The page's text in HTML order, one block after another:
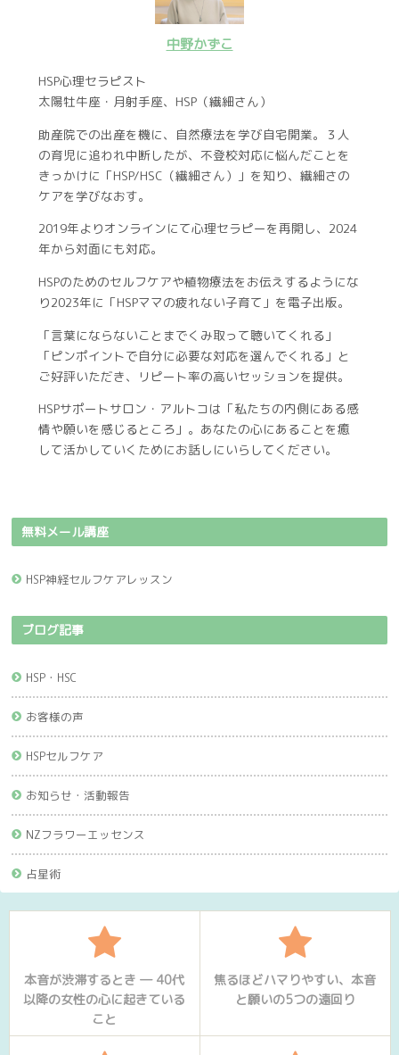
中野かずこ
HSP心理セラピスト
太陽牡牛座・月射手座、HSP（繊細さん）
助産院での出産を機に、自然療法を学び自宅開業。３人
の育児に追われ中断したが、不登校対応に悩んだことを
きっかけに「HSP/HSC（繊細さん）」を知り、繊細さの
ケアを学びなおす。
2019年よりオンラインにて心理セラピーを再開し、2024
年から対面にも対応。
HSPのためのセルフケアや植物療法をお伝えするようにな
り2023年に「HSPママの疲れない子育て」を電子出版。
「言葉にならないことまでくみ取って聴いてくれる」
「ピンポイントで自分に必要な対応を選んでくれる」と
ご好評いただき、リピート率の高いセッションを提供。
HSPサポートサロン・アルトコは「私たちの内側にある感
情や願いを感じるところ」。あなたの心にあることを癒
して活かしていくためにお話しにいらしてください。
無料メール講座
HSP神経セルフケアレッスン
ブログ記事
HSP・HSC
お客様の声
HSPセルフケア
お知らせ・活動報告
NZフラワーエッセンス
占星術
本音が渋滞するとき ― 40代
以降の女性の心に起きている
こと
焦るほどハマりやすい、本音
と願いの5つの遠回り